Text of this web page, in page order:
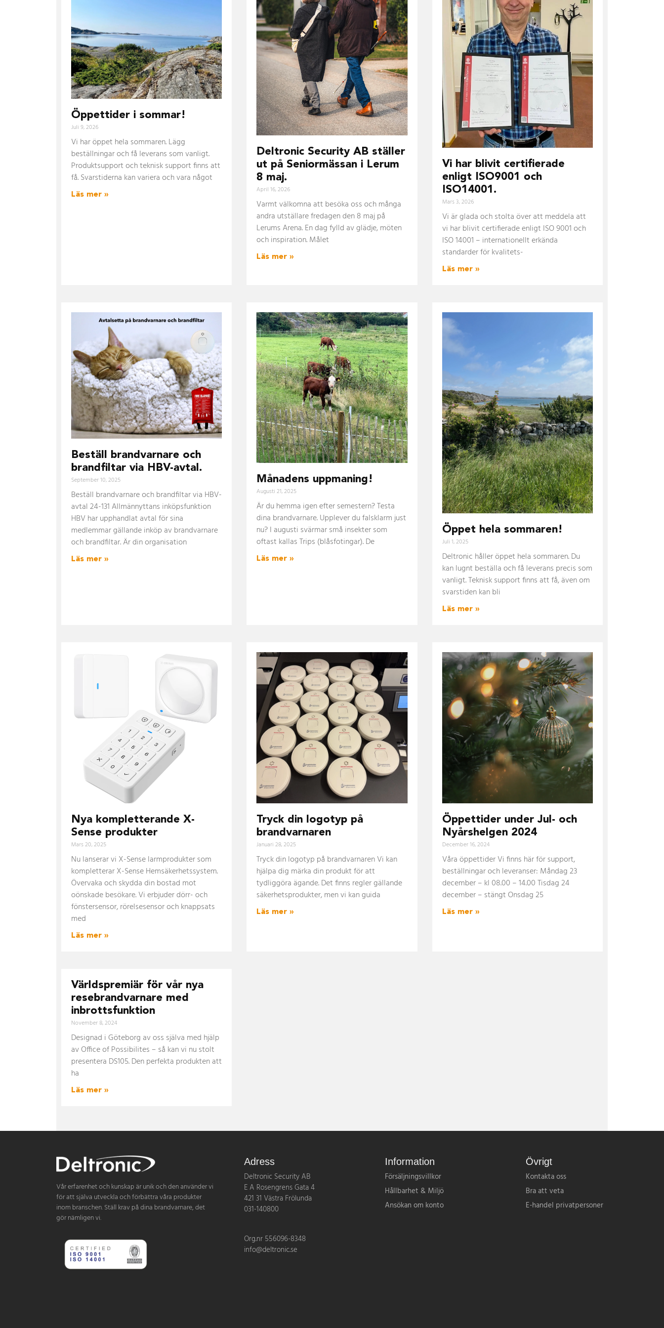
Öppettider i sommar!
Juli 9, 2026
Vi har öppet hela sommaren. Lägg
beställningar och få leverans som vanligt.
Produktsupport och teknisk support finns att
få. Svarstiderna kan variera och vara något
Läs mer »
Deltronic Security AB ställer
ut på Seniormässan i Lerum
8 maj.
April 16, 2026
Varmt välkomna att besöka oss och många
andra utställare fredagen den 8 maj på
Lerums Arena. En dag fylld av glädje, möten
och inspiration. Målet
Läs mer »
Vi har blivit certifierade
enligt ISO9001 och
ISO14001.
Mars 3, 2026
Vi är glada och stolta över att meddela att
vi har blivit certifierade enligt ISO 9001 och
ISO 14001 – internationellt erkända
standarder för kvalitets-
Läs mer »
Beställ brandvarnare och
brandfiltar via HBV-avtal.
September 10, 2025
Beställ brandvarnare och brandfiltar via HBV-
avtal 24-131 Allmännyttans inköpsfunktion
HBV har upphandlat avtal för sina
medlemmar gällande inköp av brandvarnare
och brandfiltar. Är din organisation
Läs mer »
Månadens uppmaning!
Augusti 21, 2025
Är du hemma igen efter semestern? Testa
dina brandvarnare. Upplever du falsklarm just
nu? I augusti svärmar små insekter som
oftast kallas Trips (blåsfotingar). De
Läs mer »
Öppet hela sommaren!
Juli 1, 2025
Deltronic håller öppet hela sommaren. Du
kan lugnt beställa och få leverans precis som
vanligt. Teknisk support finns att få, även om
svarstiden kan bli
Läs mer »
Nya kompletterande X-
Sense produkter
Mars 20, 2025
Nu lanserar vi X-Sense larmprodukter som
kompletterar X-Sense Hemsäkerhetssystem.
Övervaka och skydda din bostad mot
oönskade besökare. Vi erbjuder dörr- och
fönstersensor, rörelsesensor och knappsats
med
Läs mer »
Tryck din logotyp på
brandvarnaren
Januari 28, 2025
Tryck din logotyp på brandvarnaren Vi kan
hjälpa dig märka din produkt för att
tydliggöra ägande. Det finns regler gällande
säkerhetsprodukter, men vi kan guida
Läs mer »
Öppettider under Jul- och
Nyårshelgen 2024
December 16, 2024
Våra öppettider Vi finns här för support,
beställningar och leveranser: Måndag 23
december – kl 08.00 – 14.00 Tisdag 24
december – stängt Onsdag 25
Läs mer »
Världspremiär för vår nya
resebrandvarnare med
inbrottsfunktion
November 8, 2024
Designad i Göteborg av oss själva med hjälp
av Office of Possibilites – så kan vi nu stolt
presentera DS105. Den perfekta produkten att
ha
Läs mer »
Vår erfarenhet och kunskap är unik och den använder vi
för att själva utveckla och förbättra våra produkter
inom branschen. Ställ krav på dina brandvarnare, det
gör nämligen vi.
Adress
Deltronic Security AB
E A Rosengrens Gata 4
421 31 Västra Frölunda
031-140800
Org.nr 556096-8348
info@deltronic.se
Information
Försäljningsvillkor
Hållbarhet & Miljö
Ansökan om konto
Övrigt
Kontakta oss
Bra att veta
E-handel privatpersoner